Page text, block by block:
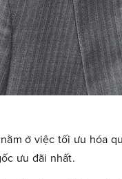
ở việc tối ưu hóa
ưu đãi nhất.